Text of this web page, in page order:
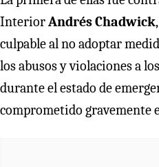
InteriorAndrés Chadwick
culpable al no adoptar
los abusos y violaciones a
durante el estado de
comprometido gravemente